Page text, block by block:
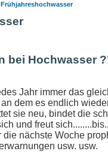
r
bei Hochwasser
Jahr immer das
dem es endlich
sie neu, bindet die
und freut
nächste Woche
usw. usw.